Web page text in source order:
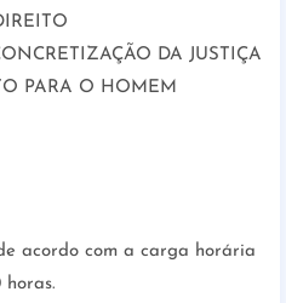
DA JUSTIÇA
PARA O HOMEM
acordo com a carga horária